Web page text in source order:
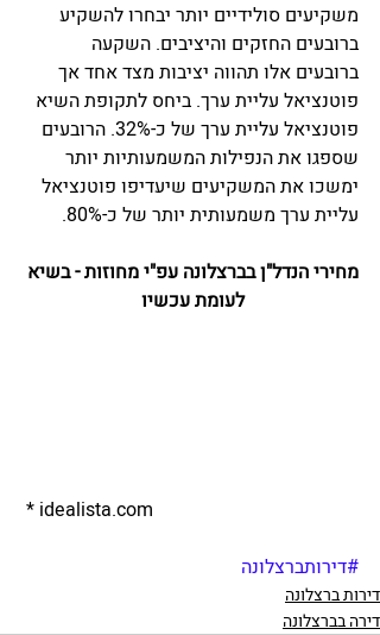
משקיעים סולידיים יותר יבחרו להשקיע
ברובעים החזקים והיציבים. השקעה
ברובעים אלו תהווה יציבות מצד אחד אך
פוטנציאל עליית ערך. ביחס לתקופת השיא
פוטנציאל עליית ערך של כ-32%. הרובעים
שספגו את הנפילות המשמעותיות יותר
ימשכו את המשקיעים שיעדיפו פוטנציאל
עליית ערך משמעותית יותר של כ-80%.
מחירי הנדל"ן בברצלונה עפ"י מחוזות - בשיא
לעומת עכשיו
* idealista.com
#דירותברצלונה
דירות ברצלונה
דירה בברצלונה